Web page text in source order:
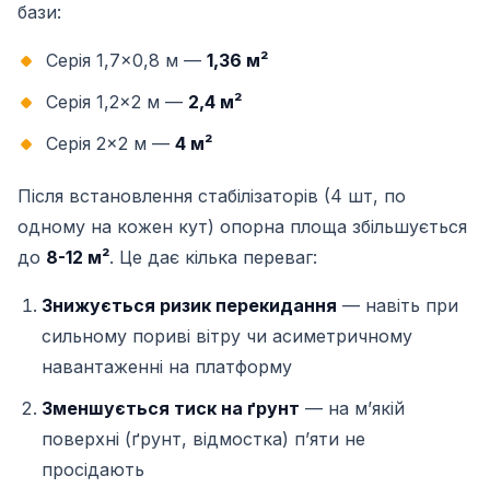
бази:
Серія 1,7×0,8 м — 1,36 м²
Серія 1,2×2 м — 2,4 м²
Серія 2×2 м — 4 м²
Після встановлення стабілізаторів (4 шт, по
одному на кожен кут) опорна площа збільшується
до 8-12 м². Це дає кілька переваг:
Знижується ризик перекидання — навіть при
сильному пориві вітру чи асиметричному
навантаженні на платформу
Зменшується тиск на ґрунт — на мʼякій
поверхні (ґрунт, відмостка) пʼяти не
просідають